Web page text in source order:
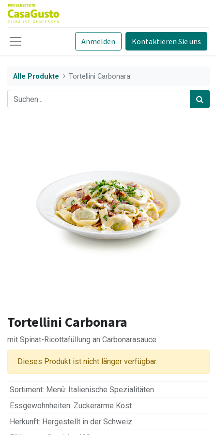
Anmelden Kontaktieren Sie uns
Alle Produkte Tortellini Carbonara
Tortellini Carbonara
mit Spinat-Ricottafüllung an Carbonarasauce
Dieses Produkt ist nicht länger verfügbar.
Sortiment: Menü: Italienische Spezialitäten
Essgewohnheiten: Zuckerarme Kost
Herkunft: Hergestellt in der Schweiz